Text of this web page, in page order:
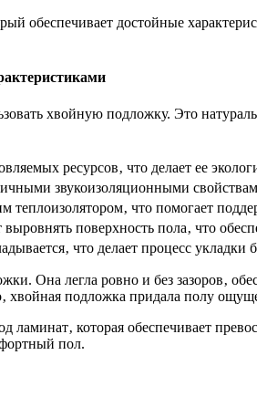
обеспечивает достойные
хвойную подложку. Это
ресурсов‚ что делает ее
звукоизоляционными
теплоизолятором‚ что помогает
поверхность пола‚ что
что делает процесс
Она легла ровно и без зазоров‚
хвойная подложка придала полу
которая обеспечивает
пол.